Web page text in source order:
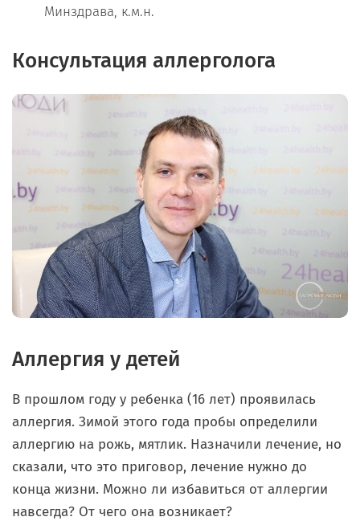
Минздрава, к.м.н.
Консультация аллерголога
Аллергия у детей
В прошлом году у ребенка (16 лет) проявилась
аллергия. Зимой этого года пробы определили
аллергию на рожь, мятлик. Назначили лечение, но
сказали, что это приговор, лечение нужно до
конца жизни. Можно ли избавиться от аллергии
навсегда? От чего она возникает?